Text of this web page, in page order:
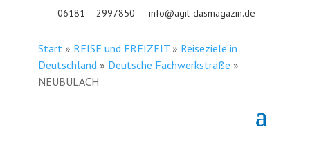
06181 – 2997850 info@agil-dasmagazin.de
Start» REISE und FREIZEIT» Reiseziele in
Deutschland» Deutsche Fachwerkstraße »
NEUBULACH